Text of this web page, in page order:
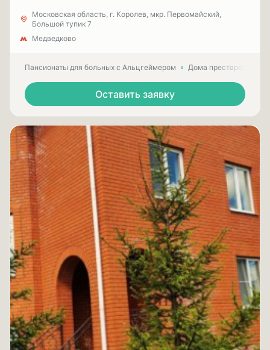
Московская область, г. Королев, мкр. Первомайский,
Большой тупик 7
Медведково
Пансионаты для больных с Альцгеймером Дома престарелых
Оставить заявку